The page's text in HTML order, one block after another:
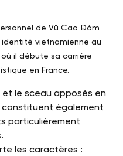
de Vũ Cao Đàm
identité vietnamienne au
il débute sa carrière
en France.
et le sceau apposés en
également
particulièrement
les caractères :